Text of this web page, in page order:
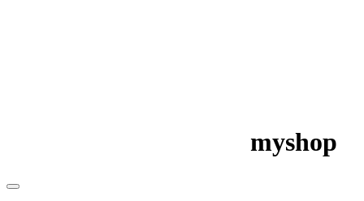
myshop